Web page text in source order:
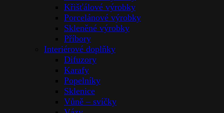
Křišťálové výrobky
Porcelánové výrobky
Skleněné výrobky
Příbory
Interiérové doplňky
Difuzory
Karafy
Popelníky
Sklenice
Vůně – svíčky